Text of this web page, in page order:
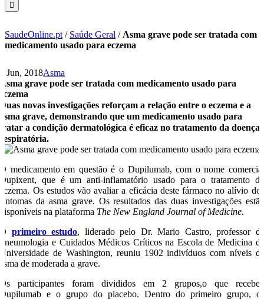
SaudeOnline.pt / Saúde Geral / Asma grave pode ser tratada com
medicamento usado para eczema
8 Jun, 2018Asma
Asma grave pode ser tratada com medicamento usado para
eczema
Duas novas investigações reforçam a relação entre o eczema e a
asma grave, demonstrando que um medicamento usado para
tratar a condição dermatológica é eficaz no tratamento da doença
respiratória.
O medicamento em questão é o Dupilumab, com o nome comercial
Dupixent, que é um anti-inflamatório usado para o tratamento do
eczema. Os estudos vão avaliar a eficácia deste fármaco no alívio dos
sintomas da asma grave. Os resultados das duas investigações estão
disponíveis na plataforma The New England Journal of Medicine.
O primeiro estudo, liderado pelo Dr. Mario Castro, professor de
Pneumologia e Cuidados Médicos Críticos na Escola de Medicina da
Universidade de Washington, reuniu 1902 indivíduos com níveis de
asma de moderada a grave.
Os participantes foram divididos em 2 grupos,o que recebeu
Dupilumab e o grupo do placebo. Dentro do primeiro grupo, os